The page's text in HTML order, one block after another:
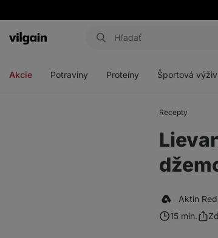
Eshop
Akcie Potraviny Proteíny Športová
Recepty
Aktin
15 min.